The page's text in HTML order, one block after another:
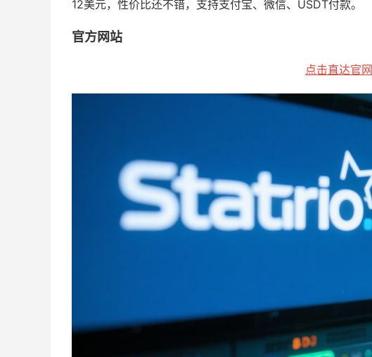
12美元，性价比还不错，支持支付宝、微信、USDT付款。
官方网站
点击直达官网